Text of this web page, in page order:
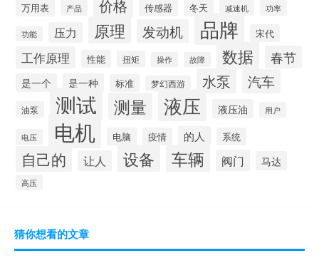
万用表 产品 价格 传感器 冬天 减速机 功率
功能 压力 原理 发动机 品牌 宋代
工作原理 性能 扭矩 操作 故障 数据 春节
是一个 是一种 标准 梦幻西游 水泵 汽车
油泵 测试 测量 液压 液压油 用户
电压 电机 电脑 疫情 的人 系统
自己的 让人 设备 车辆 阀门 马达
高压
猜你想看的文章